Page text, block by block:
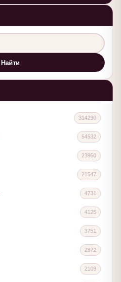
Найти
314290
54532
23950
21547
4731
4125
3751
2872
2109